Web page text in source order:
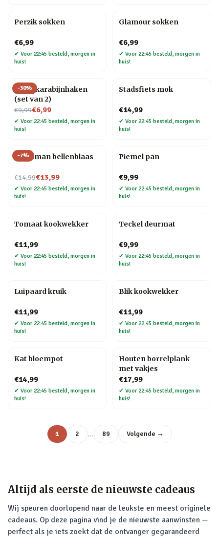
Perzik sokken
€6,99
✔ Voor 22:45 besteld, morgen in
huis!
Glamour sokken
€6,99
✔ Voor 22:45 besteld, morgen in
huis!
-30%
Hond karabijnhaken
(set van 2)
€9,99
Nu voor€6,99
✔ Voor 22:45 besteld, morgen in
huis!
Stadsfiets mok
€14,99
✔ Voor 22:45 besteld, morgen in
huis!
-7%
Kerstman bellenblaas
€14,99
Nu voor€13,99
✔ Voor 22:45 besteld, morgen in
huis!
Piemel pan
€9,99
✔ Voor 22:45 besteld, morgen in
huis!
Tomaat kookwekker
€11,99
✔ Voor 22:45 besteld, morgen in
huis!
Teckel deurmat
€9,99
✔ Voor 22:45 besteld, morgen in
huis!
Luipaard kruik
€11,99
✔ Voor 22:45 besteld, morgen in
huis!
Blik kookwekker
€11,99
✔ Voor 22:45 besteld, morgen in
huis!
Kat bloempot
€14,99
✔ Voor 22:45 besteld, morgen in
huis!
Houten borrelplank
met vakjes
€17,99
✔ Voor 22:45 besteld, morgen in
huis!
1 2 … 89 Volgende →
Altijd als eerste de nieuwste cadeaus
Wij speuren doorlopend naar de leukste en meest originele
cadeaus. Op deze pagina vind je de nieuwste aanwinsten —
perfect als je iets zoekt dat de ontvanger gegarandeerd